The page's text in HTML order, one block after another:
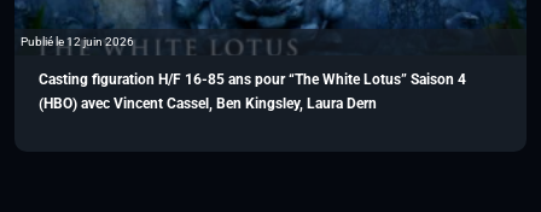
Publié le 12 juin 2026
Casting figuration H/F 16-85 ans pour “The White Lotus” Saison 4
(HBO) avec Vincent Cassel, Ben Kingsley, Laura Dern